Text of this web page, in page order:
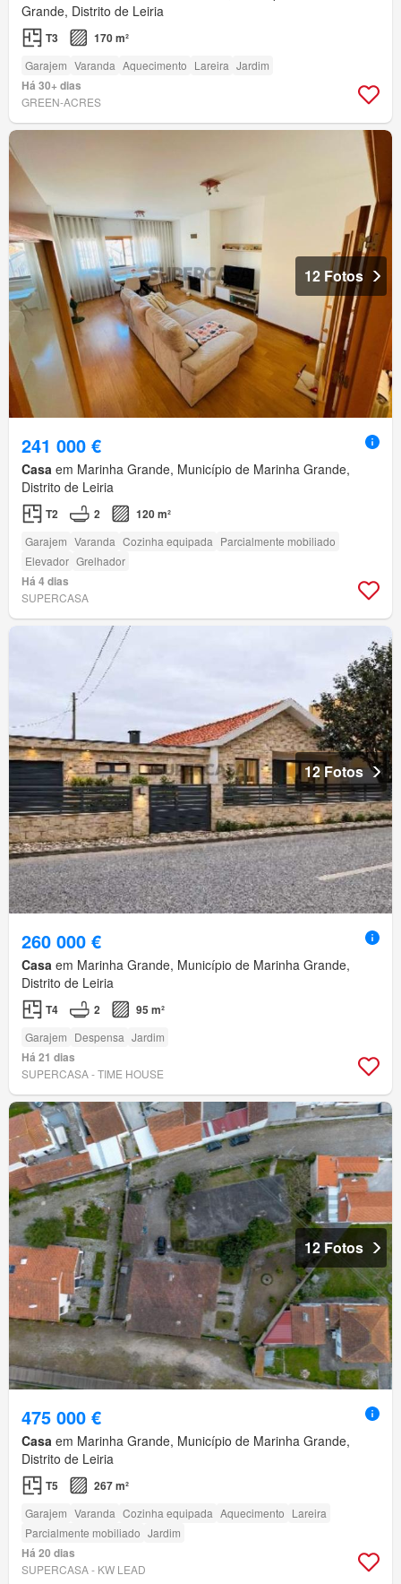
Grande, Distrito de Leiria
T3 170 m²
Garajem Varanda Aquecimento Lareira Jardim
Há 30+ dias
GREEN-ACRES
12 Fotos
241 000 €
Casa em Marinha Grande, Município de Marinha Grande,
Distrito de Leiria
T2 2 120 m²
Garajem Varanda Cozinha equipada Parcialmente mobiliado
Elevador Grelhador
Há 4 dias
SUPERCASA
12 Fotos
260 000 €
Casa em Marinha Grande, Município de Marinha Grande,
Distrito de Leiria
T4 2 95 m²
Garajem Despensa Jardim
Há 21 dias
SUPERCASA - TIME HOUSE
12 Fotos
475 000 €
Casa em Marinha Grande, Município de Marinha Grande,
Distrito de Leiria
T5 267 m²
Garajem Varanda Cozinha equipada Aquecimento Lareira
Parcialmente mobiliado Jardim
Há 20 dias
SUPERCASA - KW LEAD